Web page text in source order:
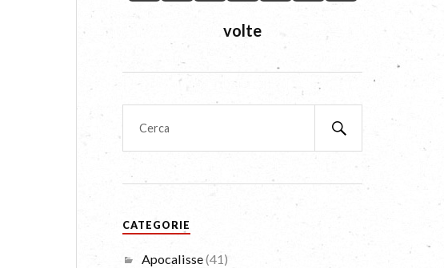
volte
CATEGORIE
Apocalisse(41)